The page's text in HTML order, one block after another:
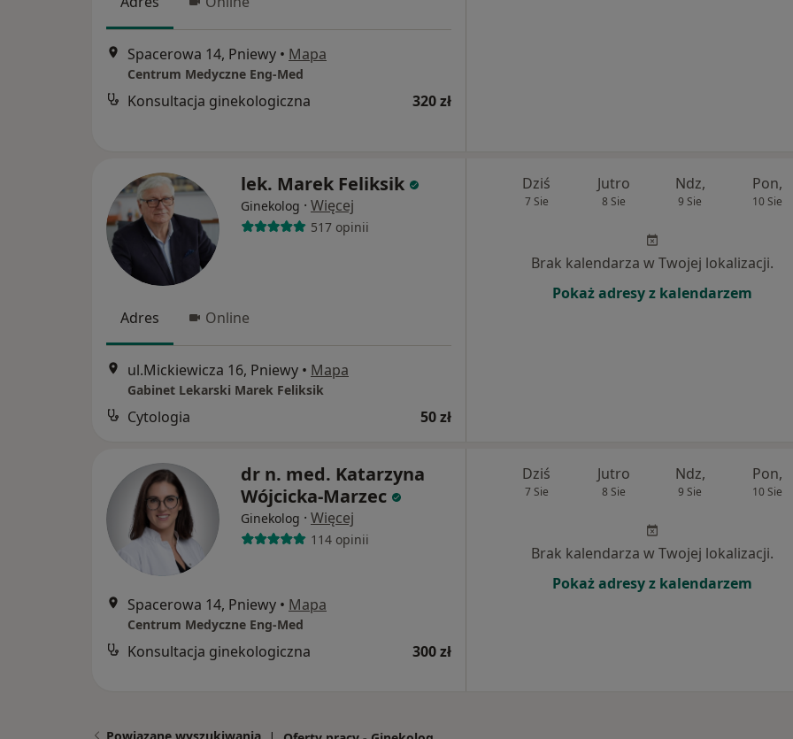
Spacerowa 14, Pniewy • Mapa
Centrum Medyczne Eng-Med
Konsultacja ginekologiczna 320 zł
lek. Marek Feliksik
Ginekolog · Więcej
517 opinii
Adres Online
ul.Mickiewicza 16, Pniewy • Mapa
Gabinet Lekarski Marek Feliksik
Cytologia 50 zł
Dziś
7 Sie
Jutro
8 Sie
Ndz,
9 Sie
Pon,
10 Sie
Brak kalendarza w Twojej lokalizacji.
Pokaż adresy z kalendarzem
dr n. med. Katarzyna
Wójcicka-Marzec
Ginekolog · Więcej
114 opinii
Spacerowa 14, Pniewy • Mapa
Centrum Medyczne Eng-Med
Konsultacja ginekologiczna 300 zł
Dziś
7 Sie
Jutro
8 Sie
Ndz,
9 Sie
Pon,
10 Sie
Brak kalendarza w Twojej lokalizacji.
Pokaż adresy z kalendarzem